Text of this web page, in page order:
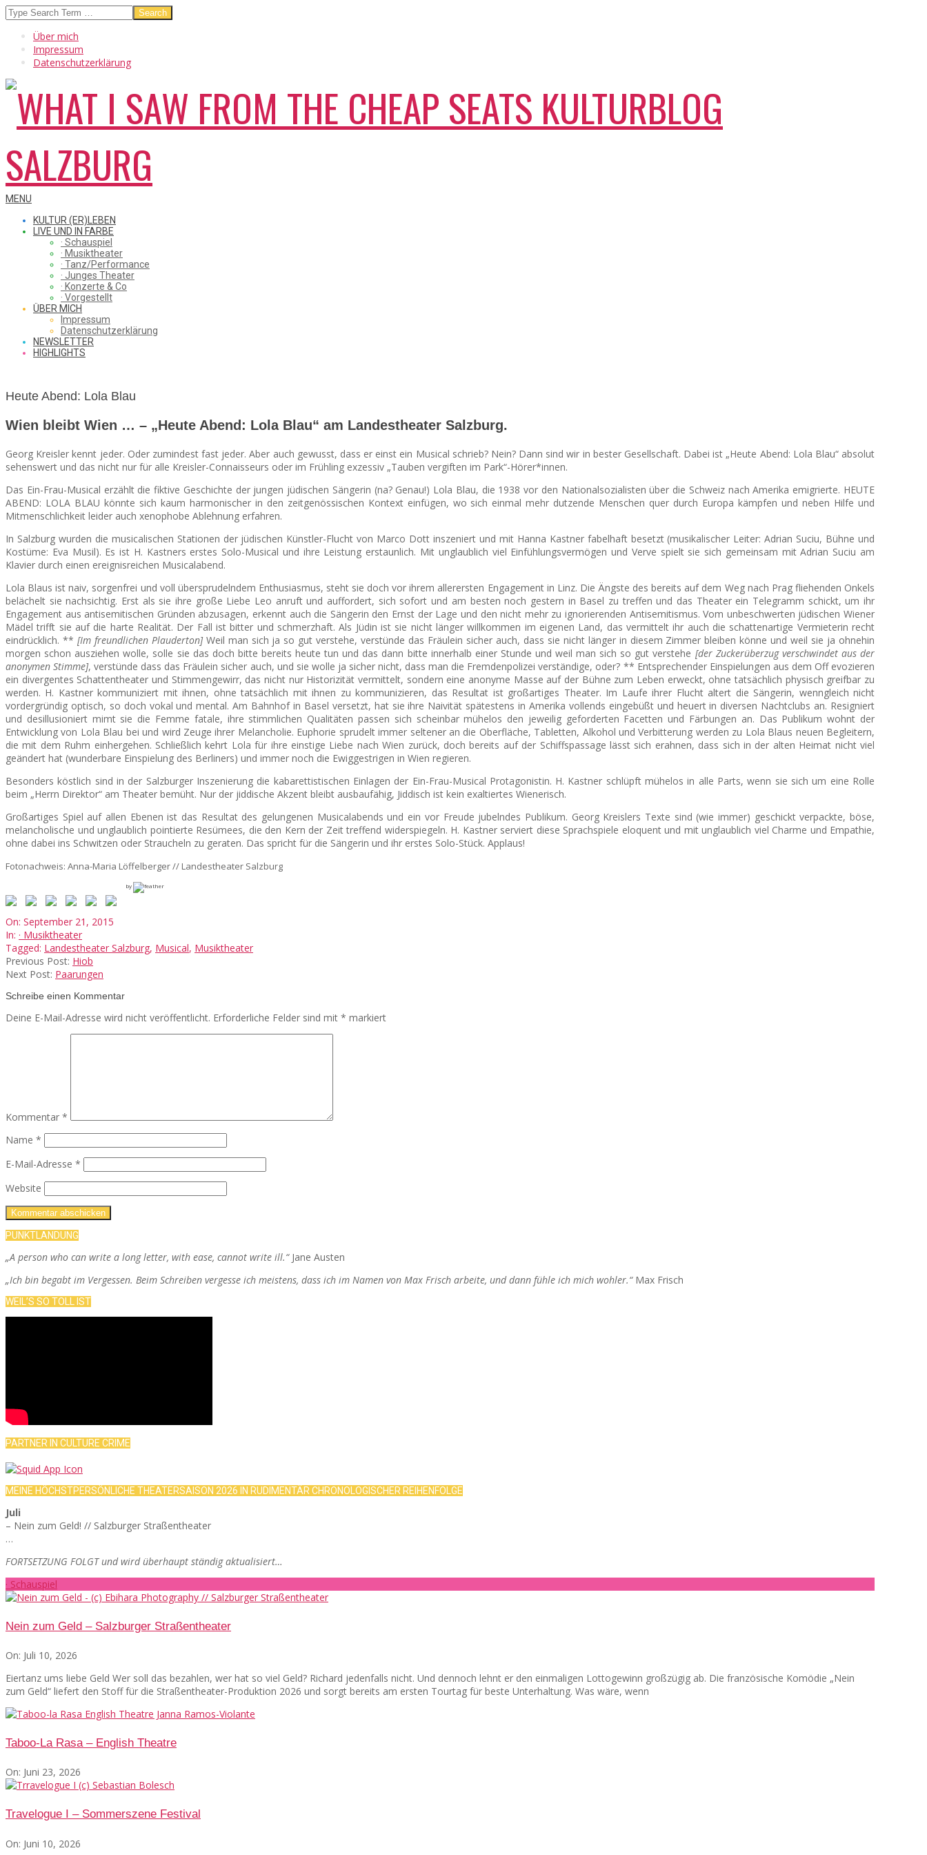
Skip
to
content
Search
Über mich
Impressum
Datenschutzerklärung
WHAT
SAW
FROM
THE
CHEAP
SEATS
Secondary
Menu
MENU
KULTUR (ER)LEBEN
LIVE UND IN FARBE
· Schauspiel
· Musiktheater
· Tanz/Performance
· Junges Theater
· Konzerte & Co
· Vorgestellt
ÜBER MICH
Impressum
Datenschutzerklärung
NEWSLETTER
HIGHLIGHTS
Heute Abend: Lola Blau
Wien bleibt Wien … – „Heute Abend: Lola Blau“ am Landestheater Salzburg.
Georg Kreisler kennt jeder. Oder zumindest fast jeder. Aber auch gewusst, dass er einst ein Musical schrieb? Nein? Dann sind wir in bester Gesellschaft. Dabei ist „Heute Abend: Lola Blau“ absolut
sehenswert und das nicht nur für alle Kreisler-Connaisseurs oder im Frühling exzessiv „Tauben vergiften im Park“-Hörer*innen.
Das Ein-Frau-Musical erzählt die fiktive Geschichte der jungen jüdischen Sängerin (na? Genau!) Lola Blau, die 1938 vor den Nationalsozialisten über die Schweiz nach Amerika emigrierte. HEUTE
ABEND: LOLA BLAU könnte sich kaum harmonischer in den zeitgenössischen Kontext einfügen, wo sich einmal mehr dutzende Menschen quer durch Europa kämpfen und neben Hilfe und
Mitmenschlichkeit leider auch xenophobe Ablehnung erfahren.
In Salzburg wurden die musicalischen Stationen der jüdischen Künstler-Flucht von Marco Dott inszeniert und mit Hanna Kastner fabelhaft besetzt (musikalischer Leiter: Adrian Suciu, Bühne und
Kostüme: Eva Musil). Es ist H. Kastners erstes Solo-Musical und ihre Leistung erstaunlich. Mit unglaublich viel Einfühlungsvermögen und Verve spielt sie sich gemeinsam mit Adrian Suciu am
Klavier durch einen ereignisreichen Musicalabend.
Lola Blaus ist naiv, sorgenfrei und voll übersprudelndem Enthusiasmus, steht sie doch vor ihrem allerersten Engagement in Linz. Die Ängste des bereits auf dem Weg nach Prag fliehenden Onkels
belächelt sie nachsichtig. Erst als sieihre große Liebe Leo anruft und auffordert, sich sofort und am besten noch gestern in Basel zu treffen und das Theater ein Telegramm schickt, um ihr
Engagement aus antisemitischen Gründen abzusagen, erkennt auch die Sängerin den Ernst der Lage und den nicht mehr zu ignorierenden Antisemitismus. Vom unbeschwerten jüdischen Wiener
Mädel trifft sie auf die harte Realität. Der Fall ist bitter und schmerzhaft. Als Jüdin ist sie nicht länger willkommen im eigenen Land, das vermittelt ihr auch die schattenartige Vermieterin recht
eindrücklich. ** [Im freundlichen Plauderton]Weil man sich ja so gut verstehe, verstünde das Fräulein sicher auch, dass sie nicht länger in diesem Zimmer bleiben könne und weil sie ja ohnehin
morgen schon ausziehen wolle, solle sie das doch bitte bereits heute tun und das dann bitte innerhalb einer Stunde und weil man sich so gut verstehe [der Zuckerüberzug verschwindet aus der
anonymen Stimme], verstünde dass das Fräulein sicher auch, und sie wolle ja sicher nicht, dass man die Fremdenpolizei verständige, oder? ** Entsprechender Einspielungen aus dem Off evozieren
ein divergentes Schattentheater und Stimmengewirr, das nicht nur Historizität vermittelt, sondern eine anonyme Masse auf der Bühne zum Leben erweckt, ohne tatsächlich physisch greifbar zu
werden. H. Kastner kommuniziert mit ihnen, ohne tatsächlich mit ihnen zu kommunizieren, das Resultat ist großartiges Theater. Im Laufe ihrer Flucht altert die Sängerin, wenngleich nicht
vordergründig optisch, so doch vokal und mental. Am Bahnhof in Basel versetzt, hat sie ihre Naivität spätestens in Amerika vollends eingebüßt und heuert in diversen Nachtclubs an. Resigniert
und desillusioniert mimt sie die Femme fatale, ihre stimmlichen Qualitäten passen sich scheinbar mühelos den jeweilig geforderten Facetten und Färbungen an. Das Publikum wohnt der
Entwicklung von Lola Blau bei und wird Zeuge ihrer Melancholie. Euphorie sprudelt immer seltener an die Oberfläche, Tabletten, Alkohol und Verbitterung werden zu Lola Blaus neuen Begleitern,
die mit dem Ruhm einhergehen. Schließlich kehrt Lola für ihre einstige Liebe nach Wien zurück, doch bereits auf der Schiffspassage lässt sich erahnen, dass sich in der alten Heimat nicht viel
geändert hat (wunderbare Einspielung des Berliners) und immer noch die Ewiggestrigen in Wien regieren.
Besonders köstlich sind in der Salzburger Inszenierung die kabarettistischen Einlagen der Ein-Frau-Musical Protagonistin. H. Kastner schlüpft mühelos in alle Parts, wenn sie sich um eine Rolle
beim „Herrn Direktor“ am Theater bemüht. Nur der jiddische Akzent bleibt ausbaufähig, Jiddisch ist kein exaltiertes Wienerisch.
Großartiges Spiel auf allen Ebenen ist das Resultat des gelungenen Musicalabends und ein vor Freude jubelndes Publikum. Georg Kreislers Texte sind (wie immer) geschickt verpackte, böse,
melancholische und unglaublich pointierte Resümees, die den Kern der Zeit treffend widerspiegeln. H. Kastner serviert diese Sprachspiele eloquent und mit unglaublich viel Charme und Empathie,
ohne dabei ins Schwitzen oder Straucheln zu geraten. Das spricht für die Sängerin und ihr erstes Solo-Stück. Applaus!
Fotonachweis: Anna-Maria Löffelberger // Landestheater Salzburg
by
2015-
09-
21
On: September 21, 2015
In: · Musiktheater
Tagged: Landestheater Salzburg, Musical, Musiktheater
Previous Post: Hiob
Next Post: Paarungen
Schreibe einen Kommentar
Deine E-Mail-Adresse wird nicht veröffentlicht. Erforderliche Felder sind mit * markiert
Kommentar *
Name *
E-Mail-Adresse *
Website
PUNKTLANDUNG
„A person who can write a long letter, with ease, cannot write ill.“Jane Austen
„Ich bin begabt im Vergessen. Beim Schreiben vergesse ich meistens, dass ich im Namen von Max Frisch arbeite, und dann fühle ich mich wohler.“Max Frisch
WEIL’S SO TOLL IST
PARTNER IN CULTURE CRIME
MEINE HÖCHSTPERSÖNLICHE THEATERSAISON 2026 IN RUDIMENTÄR CHRONOLOGISCHER REIHENFOLGE
Juli
– Nein zum Geld! // Salzburger Straßentheater
…
FORTSETZUNG FOLGT und wird überhaupt ständig aktualisiert…
· Schauspiel
Nein zum Geld – Salzburger Straßentheater
On: Juli 10, 2026
Eiertanz ums liebe Geld Wer soll das bezahlen, wer hat so viel Geld? Richard jedenfalls nicht. Und dennoch lehnt er den einmaligen Lottogewinn großzügig ab. Die französische Komödie „Nein
zum Geld“ liefert den Stoff für die Straßentheater-Produktion 2026 und sorgt bereits am ersten Tourtag für beste Unterhaltung. Was wäre, wenn
Taboo-La Rasa – English Theatre
On: Juni 23, 2026
Travelogue I – Sommerszene Festival
On: Juni 10, 2026